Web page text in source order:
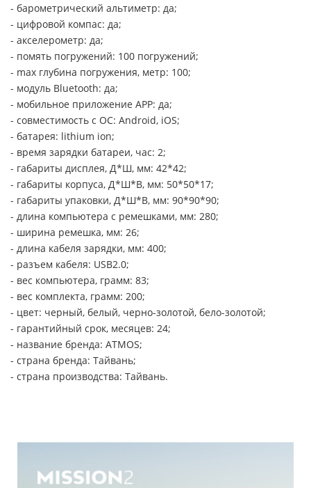
- барометрический альтиметр: да;
- цифровой компас: да;
- акселерометр: да;
- помять погружений: 100 погружений;
- max глубина погружения, метр: 100;
- модуль Bluetooth: да;
- мобильное приложение APP: да;
- совместимость с ОС: Android, iOS;
- батарея: lithium ion;
- время зарядки батареи, час: 2;
- габариты дисплея, Д*Ш, мм: 42*42;
- габариты корпуса, Д*Ш*В, мм: 50*50*17;
- габариты упаковки, Д*Ш*В, мм: 90*90*90;
- длина компьютера с ремешками, мм: 280;
- ширина ремешка, мм: 26;
- длина кабеля зарядки, мм: 400;
- разъем кабеля: USB2.0;
- вес компьютера, грамм: 83;
- вес комплекта, грамм: 200;
- цвет: черный, белый, черно-золотой, бело-золотой;
- гарантийный срок, месяцев: 24;
- название бренда: ATMOS;
- страна бренда: Тайвань;
- страна производства: Тайвань.